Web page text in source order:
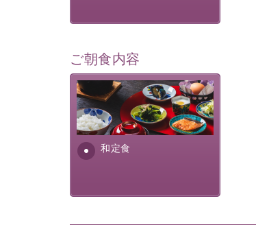
ご朝食内容
和定食
さっぱりとした和食膳に使わ
れる食材は、諏訪の名産品を
ふんだんに取り入れ、安心・
安全を心掛けた長野県産...